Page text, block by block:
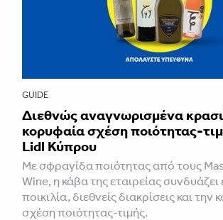
GUIDE
Διεθνώς αναγνωρισμένα
κορυφαία σχέση ποιότητας-
Lidl Κύπρου
Με σφραγίδα ποιότητας από τους
Wine, η κάβα της εταιρείας συνδυάζει
ποικιλία, διεθνείς διακρίσεις και την
σχέση ποιότητας-τιμής.